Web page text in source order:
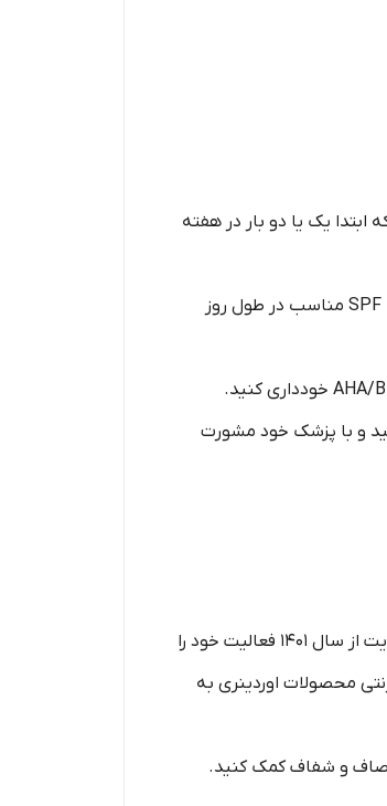
یک یا دو بار در هفته
* از ضد آفتاب استفاده کنید: گلیکولیک اسید می‌تواند پوست را در برابر نور خورشید حساس‌تر کند. بنابراین، استفاده از ضد آفتاب با SPF مناسب در طول روز
و با پزشک خود مشورت
سایت اوردینری ایران زیر مجموعه فروشگاه عطرامیر پاسداران است و محصولات این سایت گارانتی این گالری را دارا می‌باشد. این سایت از سال 1401 فعالیت خود را
محصولات اوردینری به
صاف و شفاف کمک کنید.